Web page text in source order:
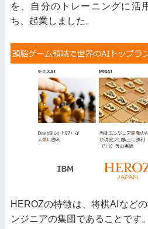
を、自分のトレーニングに活
ち、起業しました。
HEROZの特徴は、将棋AIなど
ンジニアの集団であることです。